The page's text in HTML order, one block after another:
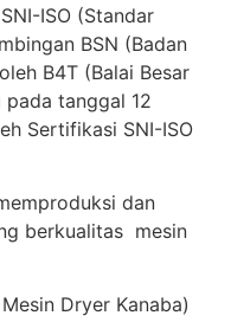
ISO (Standar
BSN (Badan
B4T (Balai Besar
pada tanggal 12
Sertifikasi SNI-ISO
dan
berkualitas mesin
Dryer Kanaba)